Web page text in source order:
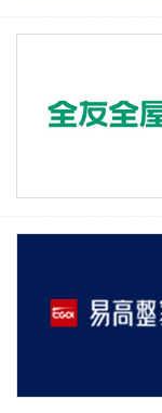
欧迈